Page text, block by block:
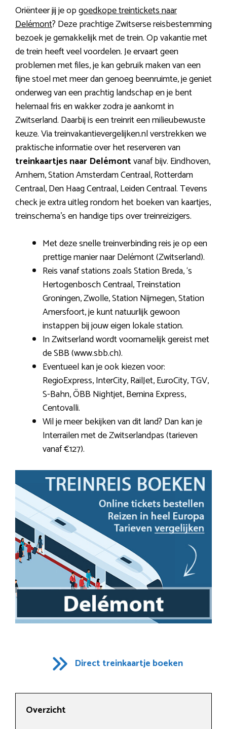
Oriënteer jij je opgoedkope treintickets naar
Delémont? Deze prachtige Zwitserse reisbestemming
bezoek je gemakkelijk met de trein. Op vakantie met
de trein heeft veel voordelen. Je ervaart geen
problemen met files, je kan gebruik maken van een
fijne stoel met meer dan genoeg beenruimte, je geniet
onderweg van een prachtig landschap en je bent
helemaal fris en wakker zodra je aankomt in
Zwitserland. Daarbij is een treinrit een milieubewuste
keuze. Via treinvakantievergelijken.nl verstrekken we
praktische informatie over het reserveren van
treinkaartjes naar Delémontvanaf bijv. Eindhoven,
Arnhem, Station Amsterdam Centraal, Rotterdam
Centraal, Den Haag Centraal, Leiden Centraal. Tevens
check je extra uitleg rondom het boeken van kaartjes,
treinschema’s en handige tips over treinreizigers.
Met deze snelle treinverbinding reis je op een
prettige manier naar Delémont (Zwitserland).
Reis vanaf stations zoals Station Breda, ‘s
Hertogenbosch Centraal, Treinstation
Groningen, Zwolle, Station Nijmegen, Station
Amersfoort, je kunt natuurlijk gewoon
instappen bij jouw eigen lokale station.
In Zwitserland wordt voornamelijk gereist met
de SBB (www.sbb.ch).
Eventueel kan je ook kiezen voor:
RegioExpress, InterCity, RailJet, EuroCity, TGV,
S-Bahn, ÖBB Nightjet, Bernina Express,
Centovalli.
Wil je meer bekijken van dit land? Dan kan je
Interrailen met de Zwitserlandpas (tarieven
vanaf €127).
Direct treinkaartje boeken
Overzicht